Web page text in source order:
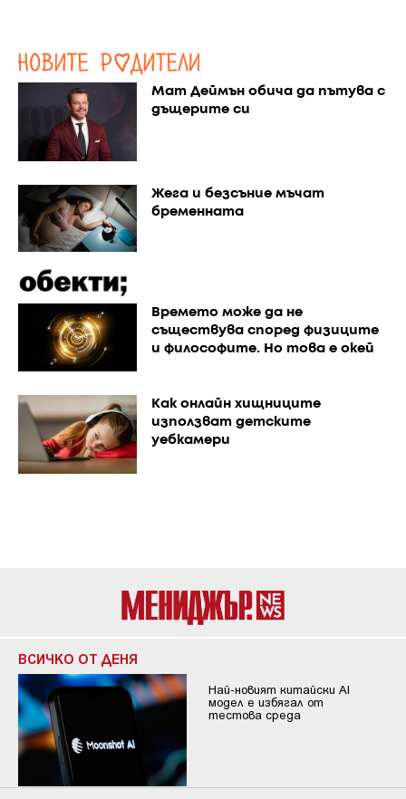
Мат Деймън обича да пътува с
дъщерите си
Жега и безсъние мъчат
бременната
Времето може да не
съществува според физиците
и философите. Но това е окей
Как онлайн хищниците
използват детските
уебкамери
ВСИЧКО ОТ ДЕНЯ
Най-новият китайски AI
модел е избягал от
тестова среда